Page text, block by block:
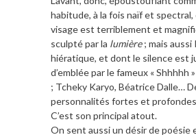
habitude, à la fois naïf et
visage est terriblement et
sculpté par la lumière; mais aussi
hiératique, et dont le silence est
d’emblée par le fameux « Shhhhh
; Tcheky Karyo, Béatrice Dalle…
personnalités fortes et
C’est son principal atout.
On sent aussi un désir de poésie